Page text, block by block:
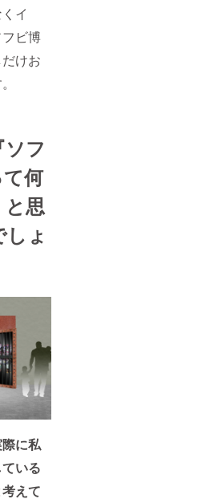
イ
ビ博
けお
フ
何
思
ょ
に私
いる
えて